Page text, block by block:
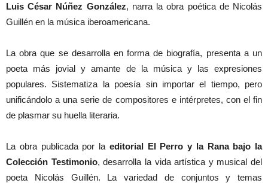
Luis César Núñez González, narra la obra poética de Nicolás
Guillén en la música iberoamericana.
La obra que se desarrolla en forma de biografía, presenta a un
poeta más jovial y amante de la música y las expresiones
populares. Sistematiza la poesía sin importar el tiempo, pero
unificándolo a una serie de compositores e intérpretes, con el fin
de plasmar su huella literaria.
La obra publicada por la editorial El Perro y la Rana bajo la
Colección Testimonio, desarrolla la vida artística y musical del
poeta Nicolás Guillén. La variedad de conjuntos y temas